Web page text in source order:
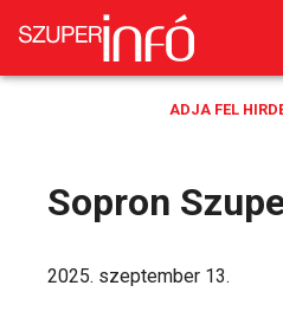
ADJA FEL
Sopron
2025. szeptember 13.